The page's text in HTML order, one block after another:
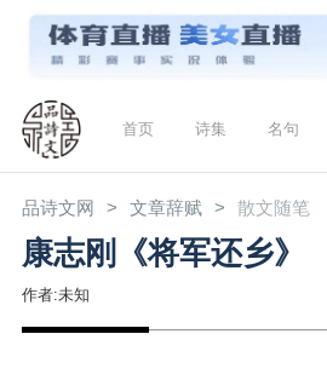
首页 诗集 名句
品诗文网 文章辞赋 散文随笔
康志刚《将军还乡》
作者:未知